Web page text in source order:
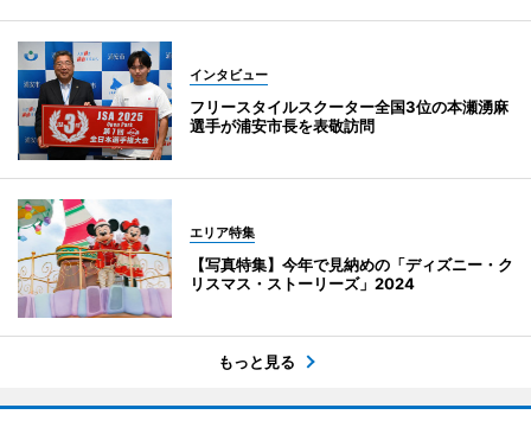
インタビュー
フリースタイルスクーター全国3位の本瀬湧麻
選手が浦安市長を表敬訪問
エリア特集
【写真特集】今年で見納めの「ディズニー・ク
リスマス・ストーリーズ」2024
もっと見る